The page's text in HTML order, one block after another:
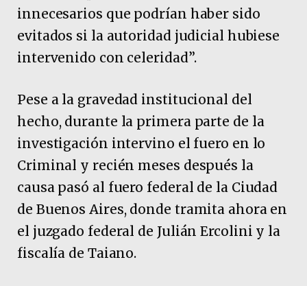
innecesarios que podrían haber sido
evitados si la autoridad judicial hubiese
intervenido con celeridad”.
Pese a la gravedad institucional del
hecho, durante la primera parte de la
investigación intervino el fuero en lo
Criminal y recién meses después la
causa pasó al fuero federal de la Ciudad
de Buenos Aires, donde tramita ahora en
el juzgado federal de Julián Ercolini y la
fiscalía de Taiano.